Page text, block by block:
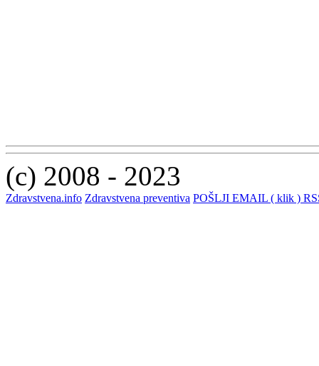
(c) 2008 - 2023
Zdravstvena.info Zdravstvena preventiva POŠLJI EMAIL ( klik )